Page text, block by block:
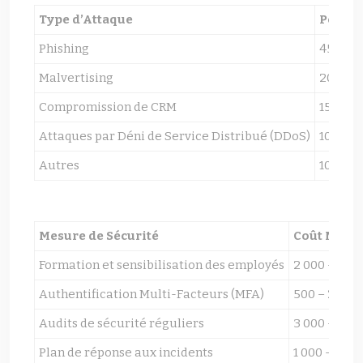
Type d’Attaque
Phishing
45%
Malvertising
20%
Compromission de CRM
15%
Attaques par Déni de Service Distribué (DDoS)
10%
Autres
10%
Mesure de Sécurité
Coût
Formation et sensibilisation des employés
2 000 – 5
Authentification Multi-Facteurs (MFA)
500 – 2 000
Audits de sécurité réguliers
3 000 – 10
Plan de réponse aux incidents
1 000 – 3